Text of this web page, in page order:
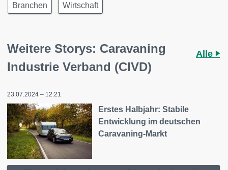
Branchen Wirtschaft
Weitere Storys: Caravaning
Industrie Verband (CIVD)
Alle
23.07.2024 – 12:21
Erstes Halbjahr: Stabile
Entwicklung im deutschen
Caravaning-Markt